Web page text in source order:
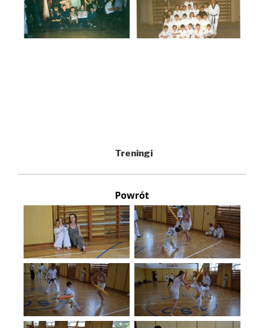
Treningi
Powrót